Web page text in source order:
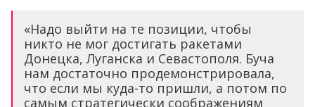
«Надо выйти на те позиции, чтобы
никто не мог достигать ракетами
Донецка, Луганска и Севастополя. Буча
нам достаточно продемонстрировала,
что если мы куда-то пришли, а потом по
самым стратегически соображениям